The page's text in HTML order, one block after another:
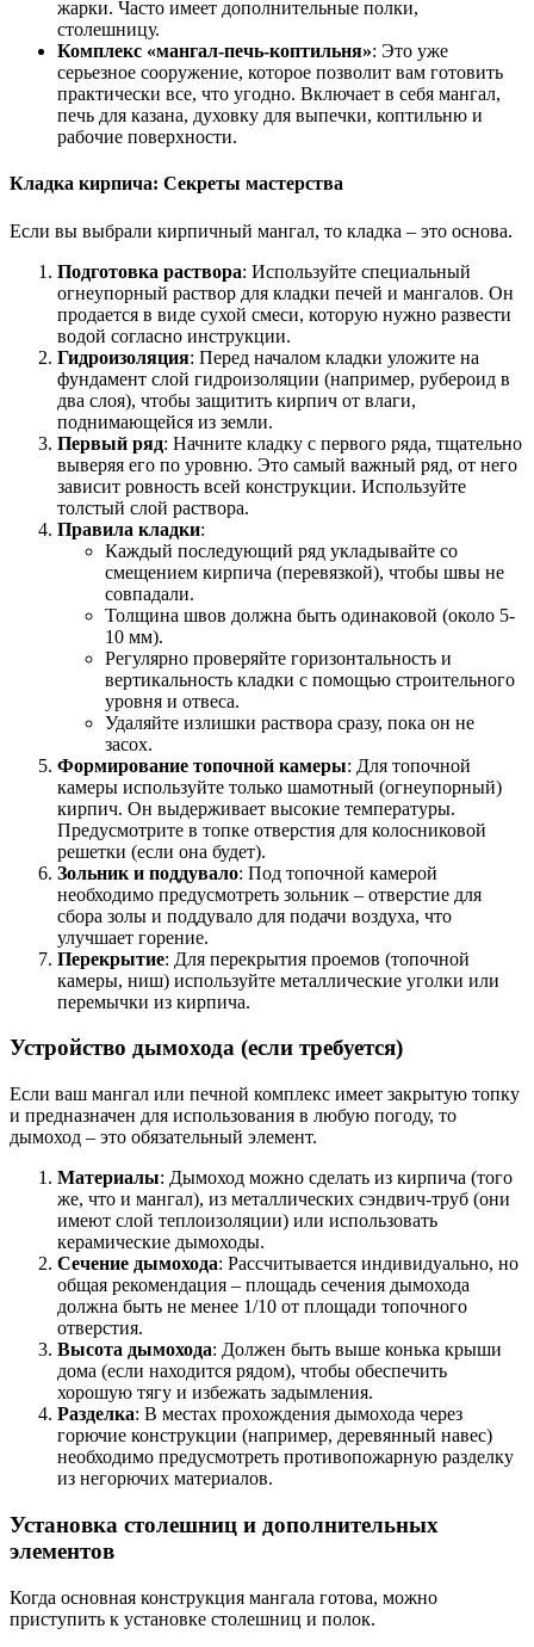
жарки. Часто имеет дополнительные полки,
столешницу.
Комплекс «мангал-печь-коптильня»: Это уже
серьезное сооружение, которое позволит вам готовить
практически все, что угодно. Включает в себя мангал,
печь для казана, духовку для выпечки, коптильню и
рабочие поверхности.
Кладка кирпича: Секреты мастерства
Если вы выбрали кирпичный мангал, то кладка – это основа.
Подготовка раствора: Используйте специальный
огнеупорный раствор для кладки печей и мангалов. Он
продается в виде сухой смеси, которую нужно развести
водой согласно инструкции.
Гидроизоляция: Перед началом кладки уложите на
фундамент слой гидроизоляции (например, рубероид в
два слоя), чтобы защитить кирпич от влаги,
поднимающейся из земли.
Первый ряд: Начните кладку с первого ряда, тщательно
выверяя его по уровню. Это самый важный ряд, от него
зависит ровность всей конструкции. Используйте
толстый слой раствора.
Правила кладки:
Каждый последующий ряд укладывайте со
смещением кирпича (перевязкой), чтобы швы не
совпадали.
Толщина швов должна быть одинаковой (около 5-
10 мм).
Регулярно проверяйте горизонтальность и
вертикальность кладки с помощью строительного
уровня и отвеса.
Удаляйте излишки раствора сразу, пока он не
засох.
Формирование топочной камеры: Для топочной
камеры используйте только шамотный (огнеупорный)
кирпич. Он выдерживает высокие температуры.
Предусмотрите в топке отверстия для колосниковой
решетки (если она будет).
Зольник и поддувало: Под топочной камерой
необходимо предусмотреть зольник – отверстие для
сбора золы и поддувало для подачи воздуха, что
улучшает горение.
Перекрытие: Для перекрытия проемов (топочной
камеры, ниш) используйте металлические уголки или
перемычки из кирпича.
Устройство дымохода (если требуется)
Если ваш мангал или печной комплекс имеет закрытую топку
и предназначен для использования в любую погоду, то
дымоход – это обязательный элемент.
Материалы: Дымоход можно сделать из кирпича (того
же, что и мангал), из металлических сэндвич-труб (они
имеют слой теплоизоляции) или использовать
керамические дымоходы.
Сечение дымохода: Рассчитывается индивидуально, но
общая рекомендация – площадь сечения дымохода
должна быть не менее 1/10 от площади топочного
отверстия.
Высота дымохода: Должен быть выше конька крыши
дома (если находится рядом), чтобы обеспечить
хорошую тягу и избежать задымления.
Разделка: В местах прохождения дымохода через
горючие конструкции (например, деревянный навес)
необходимо предусмотреть противопожарную разделку
из негорючих материалов.
Установка столешниц и дополнительных
элементов
Когда основная конструкция мангала готова, можно
приступить к установке столешниц и полок.